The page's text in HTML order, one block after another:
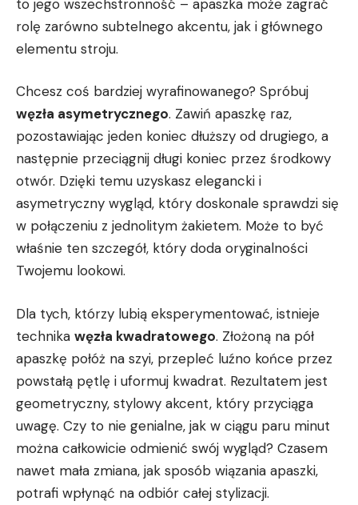
to jego wszechstronność – apaszka może ‌zagrać⁢
rolę zarówno subtelnego akcentu, jak i głównego
elementu stroju.
Chcesz coś bardziej wyrafinowanego? Spróbuj⁢
węzła asymetrycznego. Zawiń apaszkę raz,
pozostawiając jeden koniec dłuższy ⁤od drugiego, a
następnie przeciągnij długi koniec przez​ środkowy
otwór. Dzięki⁢ temu uzyskasz elegancki i
asymetryczny wygląd, który doskonale sprawdzi się
w połączeniu z jednolitym żakietem. Może to ⁢być
właśnie‌ ten szczegół, który doda oryginalności
Twojemu lookowi.
Dla⁢ tych, którzy lubią eksperymentować,‌ istnieje
technika węzła ⁢kwadratowego. Złożoną na ‍pół
apaszkę połóż‌ na‍ szyi, przepleć luźno końce przez
powstałą pętlę i uformuj kwadrat. Rezultatem jest
geometryczny, stylowy akcent, ⁢który przyciąga
uwagę. Czy to nie genialne, jak w ciągu paru minut
można całkowicie odmienić swój wygląd? Czasem
nawet mała zmiana, jak sposób wiązania apaszki,
potrafi wpłynąć na odbiór całej‍ stylizacji.